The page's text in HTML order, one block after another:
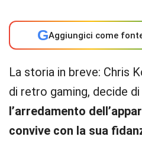
GAggiungici come
La storia in breve: Chris
di retro gaming, decide di
l’arredamento
convive con la sua